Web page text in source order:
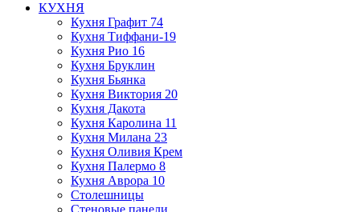
КУХНЯ
Кухня Графит 74
Кухня Тиффани-19
Кухня Рио 16
Кухня Бруклин
Кухня Бьянка
Кухня Виктория 20
Кухня Дакота
Кухня Каролина 11
Кухня Милана 23
Кухня Оливия Крем
Кухня Палермо 8
Кухня Аврора 10
Столешницы
Стеновые панели